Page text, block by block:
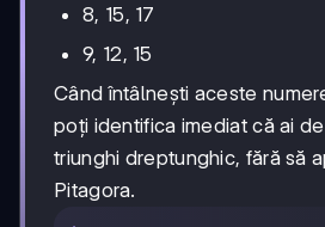
8, 15, 17
9, 12, 15
Când întâlnești aceste
poți identifica imediat că ai
triunghi dreptunghic, fără să
Pitagora.